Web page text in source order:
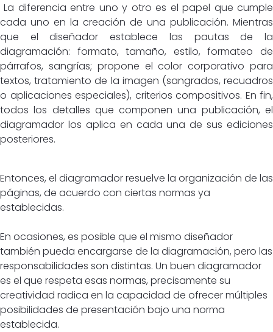
La diferencia entre uno y otro es el papel que cumple
cada uno en la creación de una publicación. Mientras
que el diseñador establece las pautas de la
diagramación: formato, tamaño, estilo, formateo de
párrafos, sangrías; propone el color corporativo para
textos, tratamiento de la imagen (sangrados, recuadros
o aplicaciones especiales), criterios compositivos. En fin,
todos los detalles que componen una publicación, el
diagramador los aplica en cada una de sus ediciones
posteriores.
Entonces, el diagramador resuelve la organización de las
páginas, de acuerdo con ciertas normas ya
establecidas.
En ocasiones, es posible que el mismo diseñador
también pueda encargarse de la diagramación, pero las
responsabilidades son distintas. Un buen diagramador
es el que respeta esas normas, precisamente su
creatividad radica en la capacidad de ofrecer múltiples
posibilidades de presentación bajo una norma
establecida.